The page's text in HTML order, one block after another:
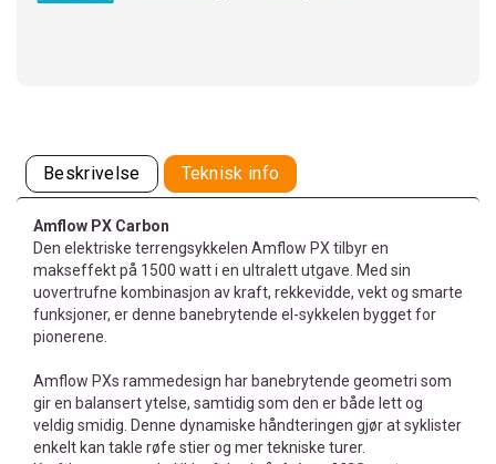
Beskrivelse Teknisk info
Amflow PX Carbon
Den elektriske terrengsykkelen Amflow PX tilbyr en
makseffekt på 1500 watt i en ultralett utgave. Med sin
uovertrufne kombinasjon av kraft, rekkevidde, vekt og smarte
funksjoner, er denne banebrytende el-sykkelen bygget for
pionerene.
Amflow PXs rammedesign har banebrytende geometri som
gir en balansert ytelse, samtidig som den er både lett og
veldig smidig. Denne dynamiske håndteringen gjør at syklister
enkelt kan takle røfe stier og mer tekniske turer.